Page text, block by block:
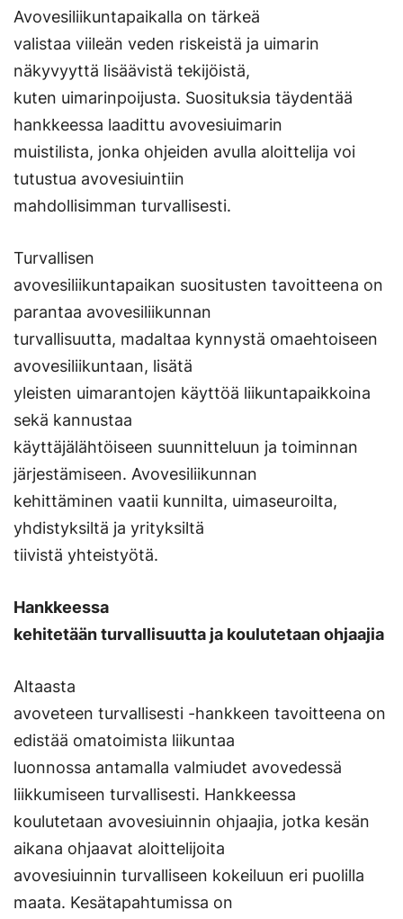
Avovesiliikuntapaikalla on tärkeä
valistaa viileän veden riskeistä ja uimarin
näkyvyyttä lisäävistä tekijöistä,
kuten uimarinpoijusta. Suosituksia täydentää
hankkeessa laadittu avovesiuimarin
muistilista, jonka ohjeiden avulla aloittelija voi
tutustua avovesiuintiin
mahdollisimman turvallisesti.
Turvallisen
avovesiliikuntapaikan suositusten tavoitteena on
parantaa avovesiliikunnan
turvallisuutta, madaltaa kynnystä omaehtoiseen
avovesiliikuntaan, lisätä
yleisten uimarantojen käyttöä liikuntapaikkoina
sekä kannustaa
käyttäjälähtöiseen suunnitteluun ja toiminnan
järjestämiseen. Avovesiliikunnan
kehittäminen vaatii kunnilta, uimaseuroilta,
yhdistyksiltä ja yrityksiltä
tiivistä yhteistyötä.
Hankkeessa
kehitetään turvallisuutta ja koulutetaan ohjaajia
Altaasta
avoveteen turvallisesti -hankkeen tavoitteena on
edistää omatoimista liikuntaa
luonnossa antamalla valmiudet avovedessä
liikkumiseen turvallisesti. Hankkeessa
koulutetaan avovesiuinnin ohjaajia, jotka kesän
aikana ohjaavat aloittelijoita
avovesiuinnin turvalliseen kokeiluun eri puolilla
maata. Kesätapahtumissa on